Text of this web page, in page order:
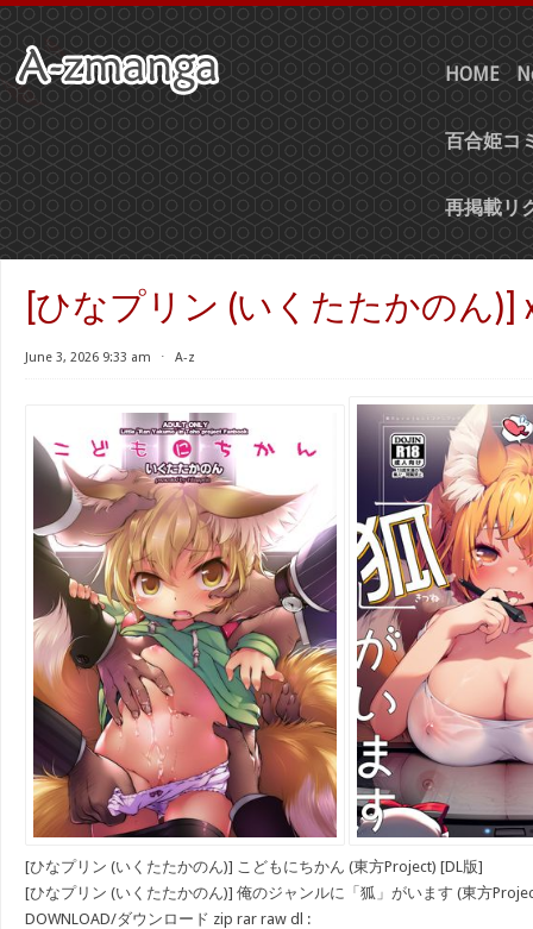
HOME
百合姫コ
再掲載リ
[ひなプリン (いくたたかのん)]
June 3, 2026 9:33 am ⋅ A-z
[ひなプリン (いくたたかのん)] こどもにちかん (東方Project) [DL版]
[ひなプリン (いくたたかのん)] 俺のジャンルに「狐」がいます (東方
DOWNLOAD/ダウンロード zip rar raw dl :